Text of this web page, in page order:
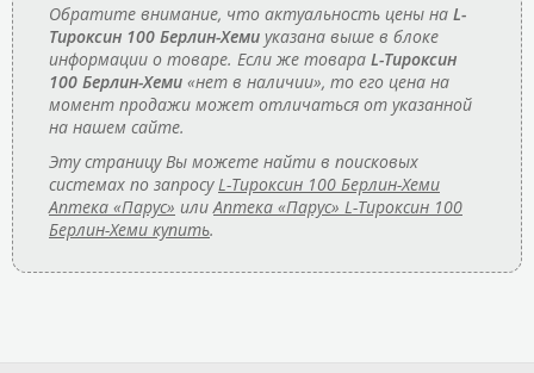
Обратите внимание, что актуальность цены на L-
Тироксин 100 Берлин-Хеми указана выше в блоке
информации о товаре. Если же товара L-Тироксин
100 Берлин-Хеми «нет в наличии», то его цена на
момент продажи может отличаться от указанной
на нашем сайте.
Эту страницу Вы можете найти в поисковых
системах по запросуL-Тироксин 100 Берлин-Хеми
Аптека «Парус» илиАптека «Парус» L-Тироксин 100
Берлин-Хеми купить.